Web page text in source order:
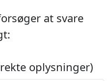
at svare
oplysninger)